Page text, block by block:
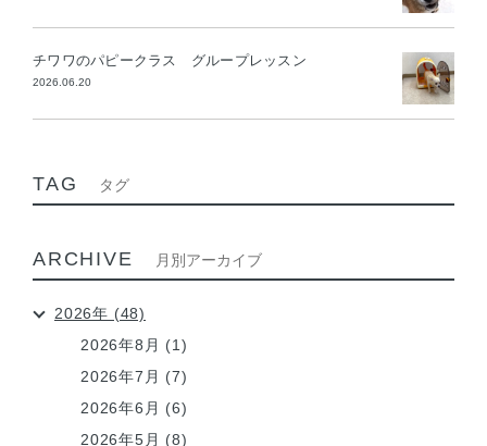
チワワのパピークラス グループレッスン
2026.06.20
TAG タグ
ARCHIVE 月別アーカイブ
2026年 (48)
2026年8月 (1)
2026年7月 (7)
2026年6月 (6)
2026年5月 (8)